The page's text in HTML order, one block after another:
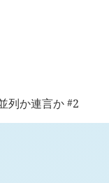
列か連言か #2